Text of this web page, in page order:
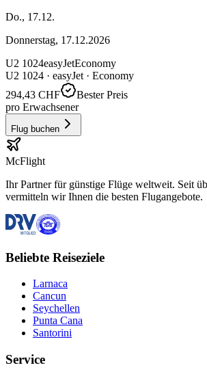
Do., 17.12.
Donnerstag, 17.12.2026
U2 1024easyJetEconomy
U2 1024 · easyJet · Economy
294,43 CHF
Bester Preis
pro Erwachsener
Flug buchen
McFlight
Ihr Partner für günstige Flüge weltweit. Seit
vermitteln wir Ihnen die besten Flugangebote.
Beliebte Reiseziele
Larnaca
Cancun
Seychellen
Punta Cana
Santorini
Service